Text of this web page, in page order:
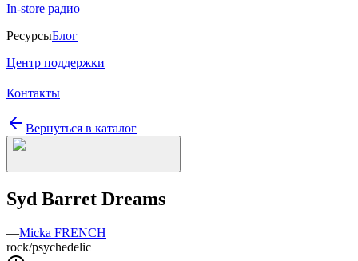
In-store радио
РесурсыБлог
Центр поддержки
Контакты
Вернуться в каталог
Syd Barret Dreams
—Micka FRENCH
rock/psychedelic